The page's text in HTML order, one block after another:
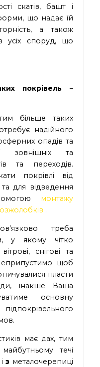
скатів, башт і
що надає їй
а також
усіх споруд, що
покрівель –
більше таких
надійного
опадів та
зовнішніх та
та переходів.
покрівлі від
для відведення
монтажу
.
треба
у якому чітко
снігові та
щоб
пласти
інакше Ваша
основну
має дах, тим
течі
з металочерепиці